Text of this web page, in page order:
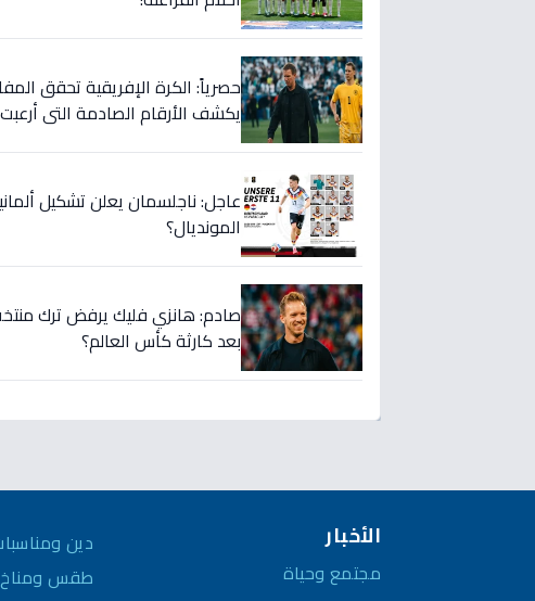
حصرياً: الكرة الإفريقية تحقق
يكشف الأرقام الصادمة التي أرعبت
عاجل: ناجلسمان يعلن تشكيل
المونديال؟
صادم: هانزي فليك يرفض ترك
بعد كارثة كأس العالم؟
الأخبار
مجتمع وحياة
دين
طقس ومناخ